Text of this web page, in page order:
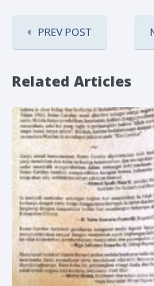
PREV POST
Related Articles